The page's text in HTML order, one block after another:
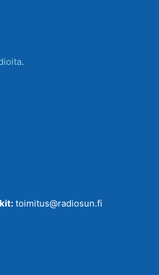
.
toimitus@radiosun.fi